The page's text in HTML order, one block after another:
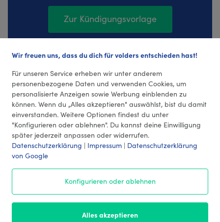
Zur Kündigungsvorlage
126 Bewertungen (4,44 Durchschnitt)
Kontakt
Wir freuen uns, dass du dich für volders entschieden hast!
Für unseren Service erheben wir unter anderem
personenbezogene Daten und verwenden Cookies, um
personalisierte Anzeigen sowie Werbung einblenden zu
können. Wenn du „Alles akzeptieren" auswählst, bist du damit
einverstanden. Weitere Optionen findest du unter
"Konfigurieren oder ablehnen". Du kannst deine Einwilligung
später jederzeit anpassen oder widerrufen.
Datenschutzerklärung | Impressum | Datenschutzerklärung
von Google
Konfigurieren oder ablehnen
Alles akzeptieren